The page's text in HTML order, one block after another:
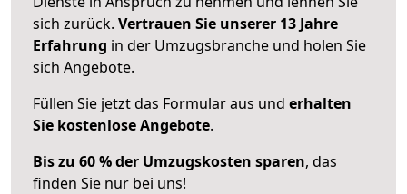
sich zurück. Vertrauen Sie unserer 13 Jahre
Erfahrung in der Umzugsbranche und holen Sie
sich Angebote.
Füllen Sie jetzt das Formular aus und erhalten
Sie kostenlose Angebote.
Bis zu 60 % der Umzugskosten sparen, das
finden Sie nur bei uns!